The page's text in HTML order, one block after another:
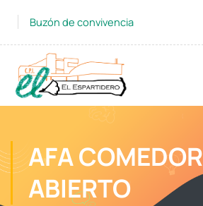
Buzón de convivencia
AFA COMEDOR
ABIERTO